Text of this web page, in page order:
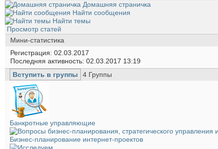
Домашняя страничка
Найти сообщения
Найти темы
Просмотр статей
Мини-статистика
Регистрация 02.03.2017
Последняя активность 02.03.2017 13:19
Вступить в группы
4 Группы
Банкротные управляющие
Бизнес-планирование интернет-проектов